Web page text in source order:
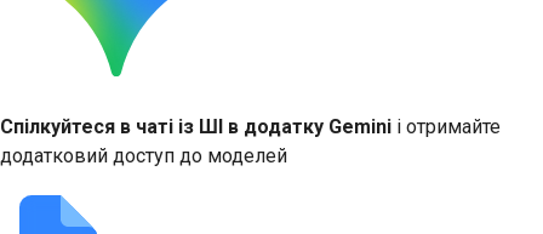
Спілкуйтеся в чаті із ШІ в додатку Gemini і отримайте
додатковий доступ до моделей